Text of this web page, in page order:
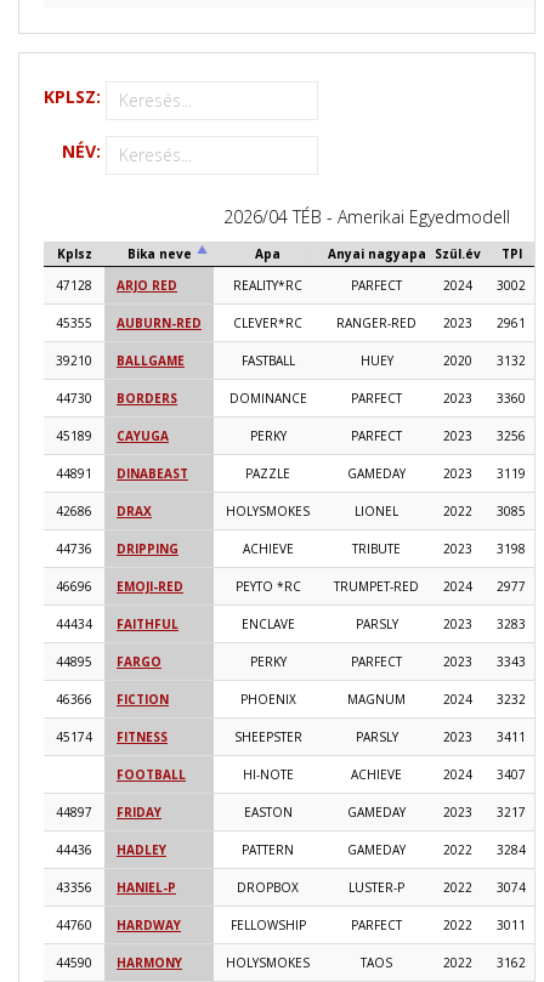
KPLSZ:
NÉV:
2026/04 TÉB - Amerikai Egyedmodell
Kplsz Bika neve Apa Anyai nagyapa Szül.év TPI
47128
ARJO RED REALITY*RC PARFECT 2024 3002
45355 AUBURN-RED CLEVER*RC RANGER-RED 2023 2961
39210 BALLGAME FASTBALL HUEY 2020 3132
44730 BORDERS DOMINANCE PARFECT 2023 3360
45189 CAYUGA PERKY PARFECT 2023 3256
44891 DINABEAST PAZZLE GAMEDAY 2023 3119
42686 DRAX HOLYSMOKES LIONEL 2022 3085
44736 DRIPPING ACHIEVE TRIBUTE 2023 3198
46696 EMOJI-RED PEYTO *RC TRUMPET-RED 2024 2977
44434 FAITHFUL ENCLAVE PARSLY 2023 3283
44895 FARGO PERKY PARFECT 2023 3343
46366 FICTION PHOENIX MAGNUM 2024 3232
45174 FITNESS SHEEPSTER PARSLY 2023 3411
FOOTBALL HI-NOTE ACHIEVE 2024 3407
44897 FRIDAY EASTON GAMEDAY 2023 3217
44436 HADLEY PATTERN GAMEDAY 2022 3284
43356 HANIEL-P DROPBOX LUSTER-P 2022 3074
44760 HARDWAY FELLOWSHIP PARFECT 2022 3011
44590 HARMONY HOLYSMOKES TAOS 2022 3162